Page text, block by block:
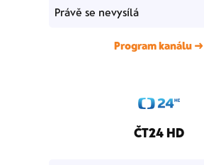
Právě se nevysílá
Program kanálu →
ČT24 HD